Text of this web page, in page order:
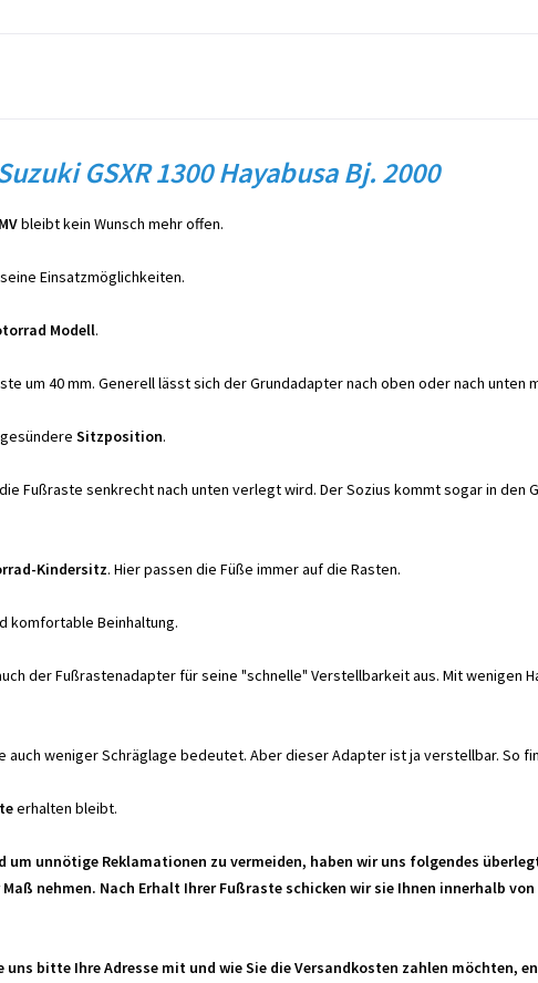
GSXR 1300 Hayabusa Bj. 2000
MVbleibt kein Wunsch mehr offen.
Einsatzmöglichkeiten.
Modell.
um 40 mm. Generell lässt sich der Grundadapter nach oben oder nach unten
Sitzposition.
Fußraste senkrecht nach unten verlegt wird. Der Sozius kommt sogar in den
Kindersitz. Hier passen die Füße immer auf die Rasten.
komfortable Beinhaltung.
der Fußrastenadapter für seine "schnelle" Verstellbarkeit aus. Mit wenigen
weniger Schräglage bedeutet. Aber dieser Adapter ist ja verstellbar. So
erhalten bleibt.
um unnötige Reklamationen zu vermeiden, haben wir uns folgendes
nehmen. Nach Erhalt Ihrer Fußraste schicken wir sie Ihnen innerhalb
bitte Ihre Adresse mit und wie Sie die Versandkosten zahlen möchten,